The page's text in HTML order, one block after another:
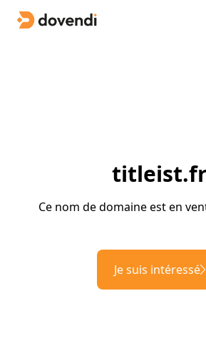
titleist.fr
Ce nom de domaine est en
Je suis intéressé